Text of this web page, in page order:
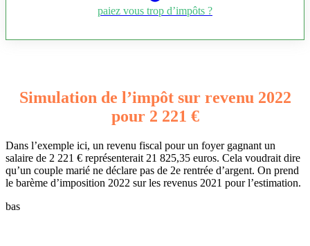
paiez vous trop d’impôts ?
Simulation de l’impôt sur revenu 2022
pour 2 221 €
Dans l’exemple ici, un revenu fiscal pour un foyer gagnant un
salaire de 2 221 € représenterait 21 825,35 euros. Cela voudrait dire
qu’un couple marié ne déclare pas de 2e rentrée d’argent. On prend
le barème d’imposition 2022 sur les revenus 2021 pour l’estimation.
bas